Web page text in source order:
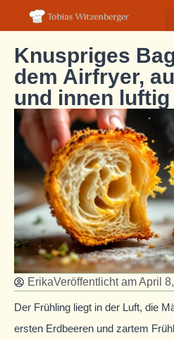
Knuspriges
dem Airfryer,
und innen
ErikaVeröffentlicht amApril
Der Frühling liegt in der Luft, die
ersten Erdbeeren und zartem